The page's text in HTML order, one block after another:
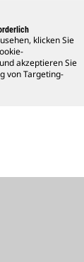
klicken Sie
akzeptieren Sie
von Targeting-